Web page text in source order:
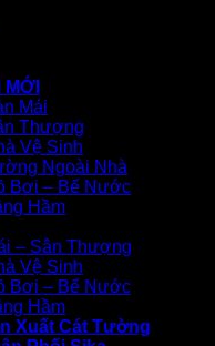
Mái
Thượng
Vệ Sinh
Ngoài Nhà
Bơi – Bể Nước
Hầm
– Sân Thượng
Vệ Sinh
Bơi – Bể Nước
Hầm
Xuất Cát Tường